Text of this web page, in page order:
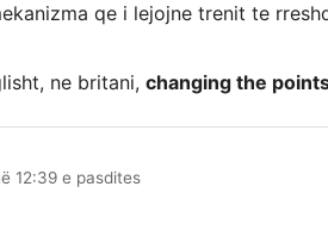
qe i lejojne trenit te
ne britani, changing the
12:39 e pasdites